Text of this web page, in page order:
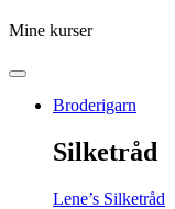
Mine kurser
Broderigarn
Silketråd
Lene’s Silketråd